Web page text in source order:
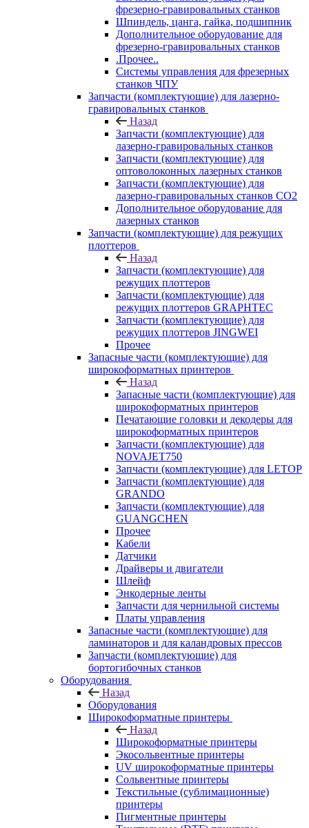
фрезерно-гравировальных станков
Шпиндель, цанга, гайка, подшипник
Дополнительное оборудование для
фрезерно-гравировальных станков
.Прочее..
Системы управления для фрезерных
станков ЧПУ
Запчасти (комплектующие) для лазерно-
гравировальных станков
Назад
Запчасти (комплектующие) для
лазерно-гравировальных станков
Запчасти (комплектующие) для
оптоволоконных лазерных станков
Запчасти (комплектующие) для
лазерно-гравировальных станков CO2
Дополнительное оборудование для
лазерных станков
Запчасти (комплектующие) для режущих
плоттеров
Назад
Запчасти (комплектующие) для
режущих плоттеров
Запчасти (комплектующие) для
режущих плоттеров GRAPHTEC
Запчасти (комплектующие) для
режущих плоттеров JINGWEI
Прочее
Запасные части (комплектующие) для
широкоформатных принтеров
Назад
Запасные части (комплектующие) для
широкоформатных принтеров
Печатающие головки и декодеры для
широкоформатных принтеров
Запчасти (комплектующие) для
NOVAJET750
Запчасти (комплектующие) для LETOP
Запчасти (комплектующие) для
GRANDO
Запчасти (комплектующие) для
GUANGCHEN
Прочее
Кабели
Датчики
Драйверы и двигатели
Шлейф
Энкодерные ленты
Запчасти для чернильной системы
Платы управления
Запасные части (комплектующие) для
ламинаторов и для каландровых прессов
Запчасти (комплектующие) для
бортогибочных станков
Оборудования
Назад
Оборудования
Широкоформатные принтеры
Назад
Широкоформатные принтеры
Экосольвентные принтеры
UV широкоформатные принтеры
Сольвентные принтеры
Текстильные (сублимационные)
принтеры
Пигментные принтеры